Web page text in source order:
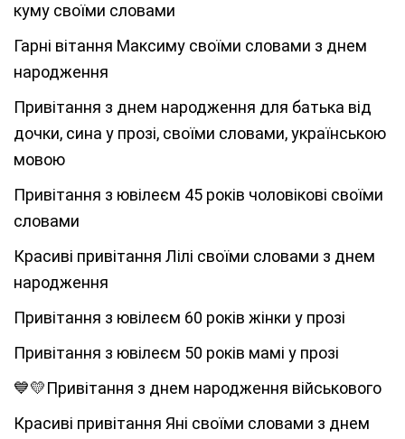
куму своїми словами
Гарні вітання Максиму своїми словами з днем
народження
Привітання з днем народження для батька від
дочки, сина у прозі, своїми словами, українською
мовою
Привітання з ювілеєм 45 років чоловікові своїми
словами
Красиві привітання Лілі своїми словами з днем
народження
Привітання з ювілеєм 60 років жінки у прозі
Привітання з ювілеєм 50 років мамі у прозі
💙💛Привітання з днем народження військового
Красиві привітання Яні своїми словами з днем